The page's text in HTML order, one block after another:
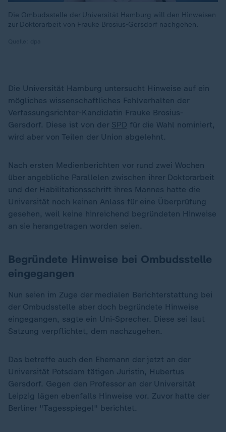
Die Ombudsstelle der Universität Hamburg will den Hinweisen
zur Doktorarbeit von Frauke Brosius-Gersdorf nachgehen.
Die Universität Hamburg untersucht Hinweise auf ein
mögliches wissenschaftliches Fehlverhalten der
Verfassungsrichter-Kandidatin Frauke Brosius-
Gersdorf. Diese ist von der SPD für die Wahl nominiert,
wird aber von Teilen der Union abgelehnt.
Nach ersten Medienberichten vor rund zwei Wochen
über angebliche Parallelen zwischen ihrer Doktorarbeit
und der Habilitationsschrift ihres Mannes hatte die
Universität noch keinen Anlass für eine Überprüfung
gesehen, weil keine hinreichend begründeten Hinweise
an sie herangetragen worden seien.
Begründete Hinweise bei Ombudsstelle
eingegangen
Nun seien im Zuge der medialen Berichterstattung bei
der Ombudsstelle aber doch begründete Hinweise
eingegangen, sagte ein Uni-Sprecher. Diese sei laut
Satzung verpflichtet, dem nachzugehen.
Das betreffe auch den Ehemann der jetzt an der
Universität Potsdam tätigen Juristin, Hubertus
Gersdorf. Gegen den Professor an der Universität
Leipzig lägen ebenfalls Hinweise vor. Zuvor hatte der
Berliner "Tagesspiegel" berichtet.